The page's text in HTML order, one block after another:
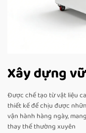
Xây dựng
Được chế tạo từ vật liệu
thiết kế để chịu được
vận hành hàng ngày,
thay thế thường xuyên